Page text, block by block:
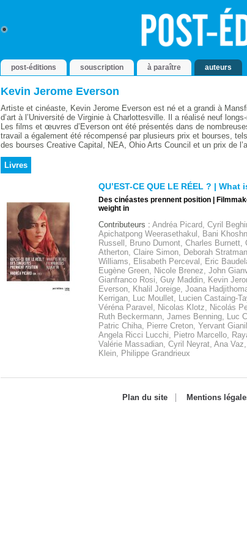
post-éditions souscription à paraître auteurs
Kevin Jerome Everson
Artiste et cinéaste, Kevin Jerome Everson est né et a grandi à
d’art à l’Université de Virginie à Charlottesville. Il a réalisé neuf
Les films et œuvres d’Everson ont été présentés dans de
travail a également été récompensé par plusieurs prix et bourses,
des bourses Creative Capital, NEA, Ohio Arts Council et un prix de
Livres
QU’EST-CE QUE LE RÉEL ? | What
Des cinéastes prennent position |
weight in
Contributeurs : Andréa Picard, Cyril
Apichatpong Weerasethakul, Bani
Russell, Bruno Dumont, Charles Burnett,
Atherton, Claire Simon, Deborah
Williams, Elisabeth Perceval, Eric
Eugène Green, Nicole Brenez, John
Gianfranco Rosi, Guy Maddin, Kevin
Everson, Khalil Joreige, Joana
Kerrigan, Luc Moullet, Lucien Castaing-
Véréna Paravel, Nicolas Klotz, Nicolás
Ruth Beckermann, James Benning, Luc
Patric Chiha, Pierre Creton, Yervant
Angela Ricci Lucchi, Pietro Marcello,
Valérie Massadian, Cyril Neyrat, Ana
Klein, Philippe Grandrieux
Plan du site Mentions